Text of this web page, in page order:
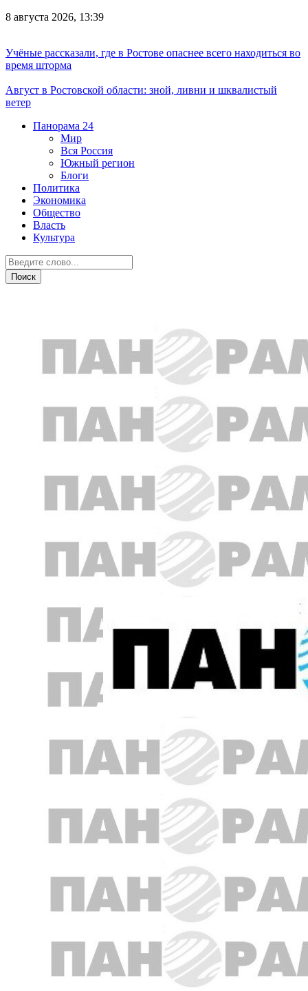
8 августа 2026, 13:39
Учёные рассказали, где в Ростове опаснее всего находиться во
время шторма
Август в Ростовской области: зной, ливни и шквалистый
ветер
Панорама 24
Мир
Вся Россия
Южный регион
Блоги
Политика
Экономика
Общество
Власть
Культура